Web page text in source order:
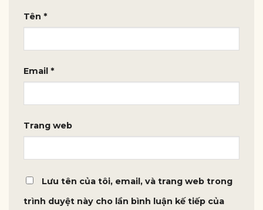
Tên *
Email *
Trang web
Lưu tên của tôi, email, và trang web trong
trình duyệt này cho lần bình luận kế tiếp của